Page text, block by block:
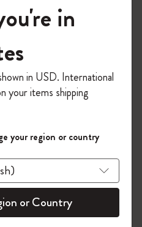
界へようこそ
入力すると、初回注
料になります。セ
ト品は適用外。
を作成して限定オフ
に多くのインスピ
入れましょう。
員登録 !
in
in USD. International
your items shipping
your region or country
or Country